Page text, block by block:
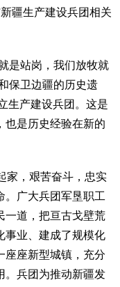
疆生产建设兵团相关
站岗，我们放牧就
保卫边疆的历史遗
生产建设兵团。这是
也是历史经验在新的
，艰苦奋斗，忠实
。广大兵团军垦职工
一道，把亘古戈壁荒
事业、建成了规模化
座座新型城镇，充分
。兵团为推动新疆发